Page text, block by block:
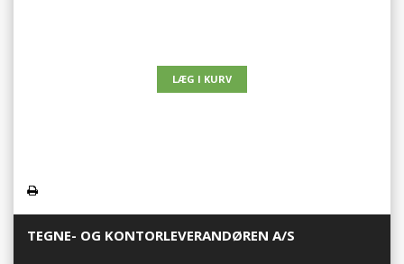
TEGNE- OG KONTORLEVERANDØREN A/S